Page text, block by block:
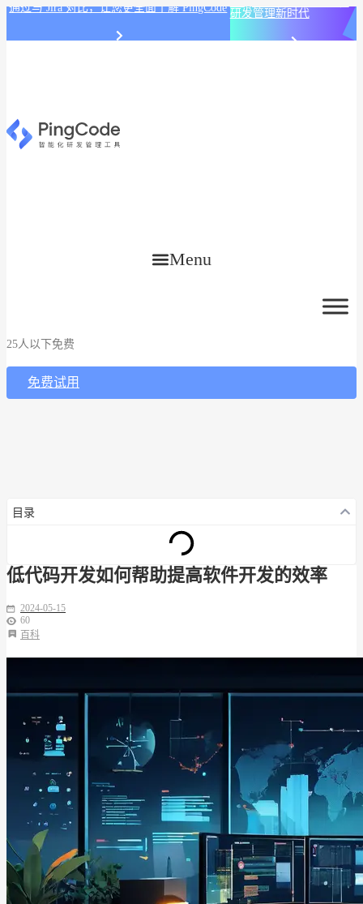
通过与 Jira 对比，让您更全面了解 PingCode 研发管理新时代
Menu
25人以下免费
免费试用
目录
低代码开发如何帮助提高软件开发的效率
2024-05-15
60
百科